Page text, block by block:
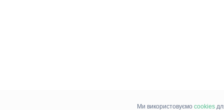
Ми використовуємо cookies